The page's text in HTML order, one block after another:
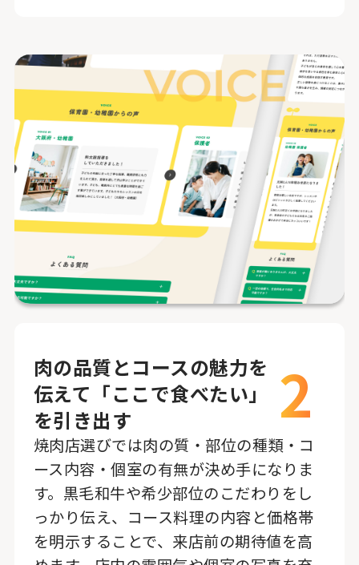
肉の品質とコースの魅力を
伝えて「ここで食べたい」
を引き出す
2
焼肉店選びでは肉の質・部位の種類・コ
ース内容・個室の有無が決め手になりま
す。黒毛和牛や希少部位のこだわりをし
っかり伝え、コース料理の内容と価格帯
を明示することで、来店前の期待値を高